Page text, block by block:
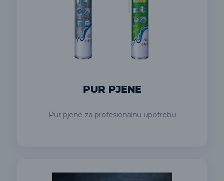
PUR PJENE
Pur pjene za profesionalnu upotrebu